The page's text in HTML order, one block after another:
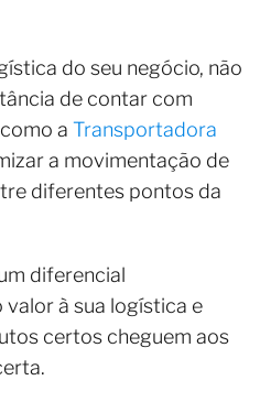
do seu negócio, não
de contar com
a Transportadora
a movimentação de
diferentes pontos da
diferencial
à sua logística e
certos cheguem aos